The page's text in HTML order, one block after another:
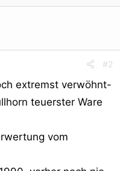
#2
extremst verwöhnt-
teuerster Ware
vom